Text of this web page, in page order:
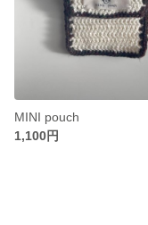
MINI pouch
1,100円